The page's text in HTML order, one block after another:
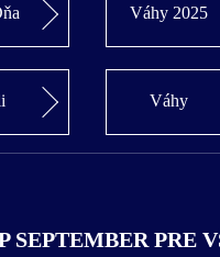
Váhy 2025
Váhy
SEPTEMBER PRE